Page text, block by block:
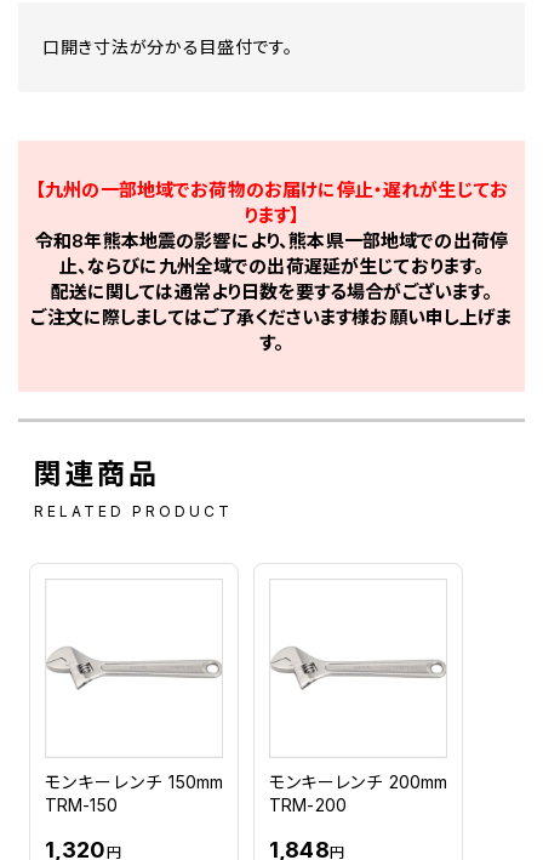
口開き寸法が分かる目盛付です。
【九州の一部地域でお荷物のお届けに停止・遅れが生じてお
ります】
令和8年熊本地震の影響により、熊本県一部地域での出荷停
止、ならびに九州全域での出荷遅延が生じております。
配送に関しては通常より日数を要する場合がございます。
ご注文に際しましてはご了承くださいます様お願い申し上げま
す。
関連商品
RELATED PRODUCT
モンキーレンチ 150mm
TRM-150
1,320円
モンキーレンチ 200mm
TRM-200
1,848円